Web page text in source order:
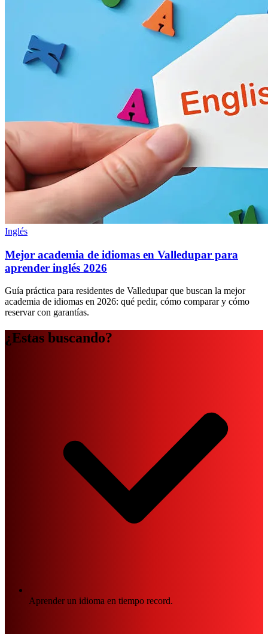
Inglés
Mejor academia de idiomas en Valledupar para
aprender inglés 2026
Guía práctica para residentes de Valledupar que buscan la mejor
academia de idiomas en 2026: qué pedir, cómo comparar y cómo
reservar con garantías.
¿Estas buscando?
Aprender un idioma en tiempo record.